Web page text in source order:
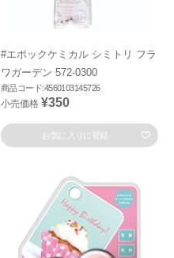
#エポックケミカル シミトリ フラ
ワガーデン 572-0300
商品コード:4560103145726
小売価格 ¥350
お気に入りに登録